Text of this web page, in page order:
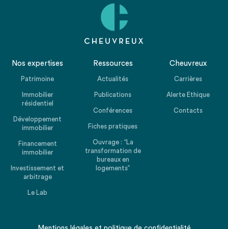
Nos expertises
Patrimoine
Immobilier
résidentiel
Développement
immobilier
Financement
immobilier
Investissement et
arbitrage
Le Lab
Ressources
Actualités
Publications
Conférences
Fiches pratiques
Ouvrage : “La
transformation de
bureaux en
logements”
Cheuvreux
Carrières
Alerte Ethique
Contacts